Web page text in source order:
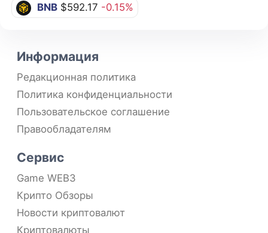
BNB $592.17 -0.15%
Информация
Редакционная политика
Политика конфиденциальности
Пользовательское соглашение
Правообладателям
Сервис
Game WEB3
Крипто Обзоры
Новости криптовалют
Криптовалюты